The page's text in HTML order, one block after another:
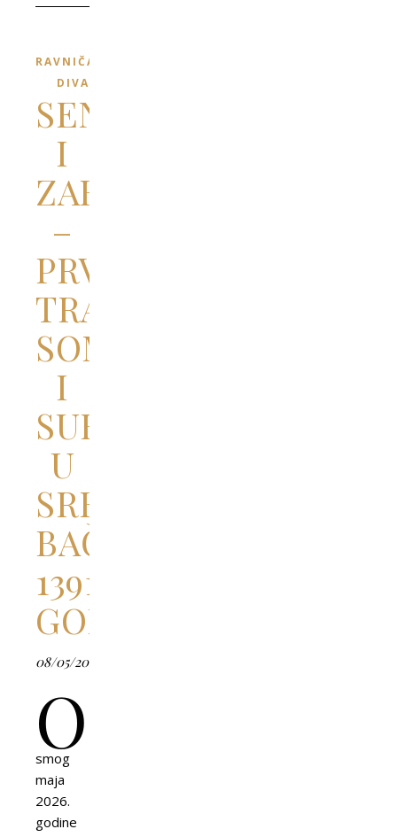
RAVNIČARSKI
DIVANI
SENTMIHALJ
I
ZABOTKA
–
PRVI
TRAG
SOMBORA
I
SUBOTICE
U
SREDNJOVEKOVNOJ
BAČKOJ
1391.
GODINE
08/05/2026
O
smog
maja
2026.
godine